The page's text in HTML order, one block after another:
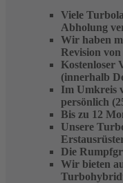
Viele
Abholung
Wir haben
Revision
Kostenloser
(innerhalb
Im Umkreis
persönlich
Bis zu 12
Unsere
Die
Wir bieten